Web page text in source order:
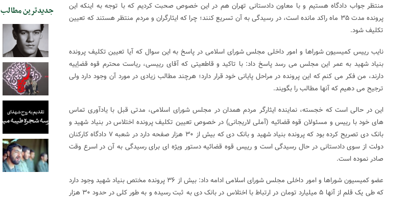
منتظر جواب دادگاه هستیم و با معاون دادستانی تهران هم در این خصوص صحبت کردیم که با توجه به اینکه این
پرونده مدت ۳۵ ماه راکد مانده است، در رسیدگی به آن تسریع کنند؛ چرا که ایثارگران و مردم منتظر هستند که تعیین
تکلیف شود.
نایب رییس کمیسیون شوراها و امور داخلی مجلس شورای اسلامی در پاسخ به این سوال که آیا تعیین تکلیف پرونده
بنیاد شهید به عمر این مجلس می رسد پاسخ داد: با تاکید و قاطعیتی که آقای رییسی، ریاست محترم قوه قضاِییه
دارند، من فکر می کنم که این پرونده در مراحل پایانی خود قرار دارد؛ هرچند مطالب زیادی در مورد آن وجود دارد ولی
ترجیح می دهیم که آنها مطالب را بگویند.
این در حالی است که خجسته، نماینده ایثارگر مردم همدان در مجلس شورای اسلامی، مدتی قبل با یادآوری تماس
های خود با رییس و مسئولان قوه قضائیه (آملی لاریجانی) در خصوص تعیین تکلیف پرونده اختلاس در بنیاد شهید و
بانک دی تصریح کرده بود که پرونده بنیاد شهید و بانک دی که بیش از ۳۰ هزار صفحه دارد در شعبه ۷ دادگاه کارکنان
دولت از سوی دادستانی در حال رسیدگی است و رییس قوه قضائیه دستور ویژه ای برای رسیدگی به آن در اسرع وقت
صادر نموده است.
عضو کمیسیون شوراها و امور داخلی مجلس شورای اسلامی ادامه داد: بیش از ۳۶ پرونده مختص بنیاد شهید وجود دارد
که طی یک قلم از آنها ۵ میلیارد تومان در ارتباط با اختلاس در بانک دی به ثبت رسیده و به طور کلی در حدود ۳۰ هزار
جدیدترین مطالب